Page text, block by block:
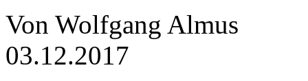
Von Wolfgang Almus
03.12.2017